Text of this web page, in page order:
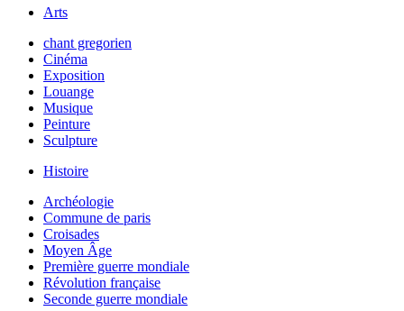
Arts
chant gregorien
Cinéma
Exposition
Louange
Musique
Peinture
Sculpture
Histoire
Archéologie
Commune de paris
Croisades
Moyen Âge
Première guerre mondiale
Révolution française
Seconde guerre mondiale